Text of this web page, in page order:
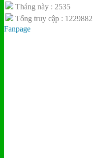
Tháng này : 2535
Tổng truy cập : 1229882
Fanpage